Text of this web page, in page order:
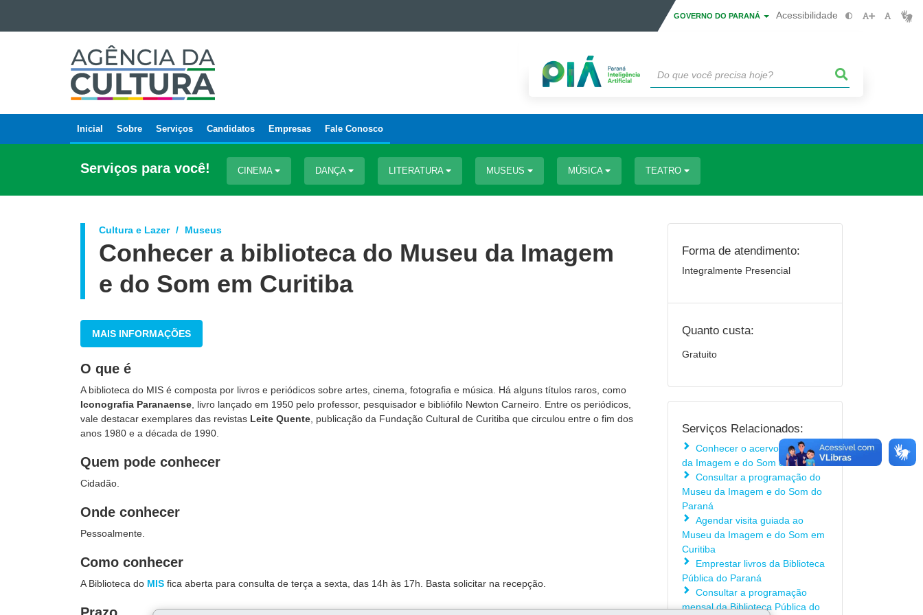
Ir para a navegação
Ir para a busca
GOVERNO DO PARANÁ Acessibilidade
AGÊNCIA
DA
CULTURA
Navegação
principal
Inicial Sobre Serviços Candidatos Empresas Fale Conosco
Serviços para você! CINEMA DANÇA LITERATURA MUSEUS MÚSICA TEATRO
Cultura e Lazer Museus
Conhecer a biblioteca do Museu da Imagem
e do Som em Curitiba
MAIS INFORMAÇÕES
O que é
A biblioteca do MIS é composta por livros e periódicos sobre artes, cinema, fotografia e música. Há alguns títulos raros, como
Iconografia Paranaense , livro lançado em 1950 pelo professor, pesquisador e bibliófilo Newton Carneiro. Entre os periódicos,
vale destacar exemplares das revistas Leite Quente , publicação da Fundação Cultural de Curitiba que circulou entre o fim dos
anos 1980 e a década de 1990.
Quem pode conhecer
Cidadão.
Onde conhecer
Pessoalmente.
Como conhecer
A Biblioteca do MIS fica aberta para consulta de terça a sexta, das 14h às 17h. Basta solicitar na recepção.
Forma de atendimento:
Integralmente Presencial
Quanto custa:
Gratuito
Serviços Relacionados:
Conhecer o acervo do Museu
da Imagem e do Som de Curitiba
Consultar a programação do
Museu da Imagem e do Som do
Paraná
Agendar visita guiada ao
Museu da Imagem e do Som em
Curitiba
Emprestar livros da Biblioteca
Pública do Paraná
Consultar a programação
mensal da Biblioteca Pública do